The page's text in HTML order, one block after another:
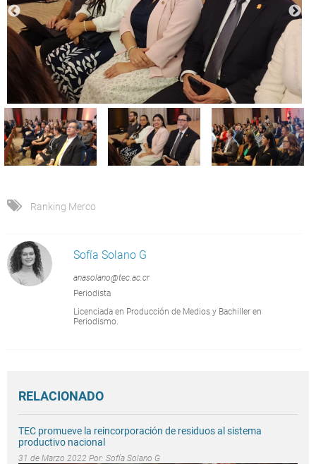
Ranking Merco
Sofía Solano G
anasolano@tec.ac.cr
Periodista
Licenciada en Producción de Medios y Bachiller en
Periodismo.
RELACIONADO
TEC promueve la reincorporación de residuos al sistema
productivo nacional
31 de Marzo 2022 Por: Sofía Solano G